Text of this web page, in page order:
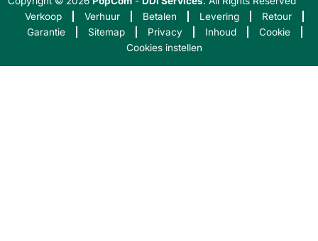
Verkoop
Verhuur Betalen Levering
Retour
Garantie
Sitemap Privacy Inhoud
Cookie
Cookies instellen